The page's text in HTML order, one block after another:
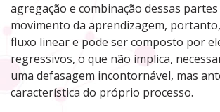
agregação e combinação dessas
movimento da aprendizagem,
fluxo linear e pode ser composto por
regressivos, o que não implica,
uma defasagem incontornável, mas
característica do próprio processo.